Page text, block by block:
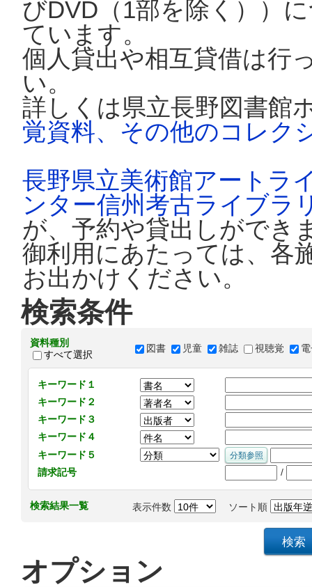
びDVD（1部を除く））
ています。
個人貸出や相互貸借は行
い。
詳しくは県立長野図書館
覚資料、その他のコレク
長野県立美術館アートラ
ンター信州考古ライブラ
が、予約や貸出しができ
御利用にあたっては、各
お出かけください。
検索条件
資料種別
すべて選択
図書 児童 雑誌 視聴覚
キーワード１
キーワード２
キーワード３
キーワード４
キーワード５
請求記号
/
検索結果一覧 表示件数 ソート順
オプション